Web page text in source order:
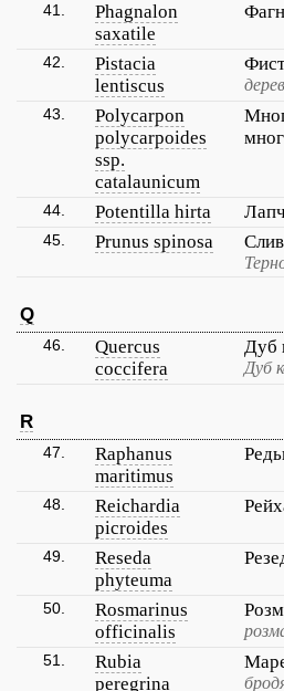
41.
Phagnalon
saxatile
42.
Pistacia
lentiscus
43.
Polycarpon
polycarpoides
ssp.
catalaunicum
44. Potentilla hirta
45. Prunus spinosa
Q
46.
Quercus
coccifera
Дуб
Дуб
R
47.
Raphanus
maritimus
48.
Reichardia
picroides
49.
Reseda
phyteuma
50.
Rosmarinus
officinalis
51.
Rubia
peregrina